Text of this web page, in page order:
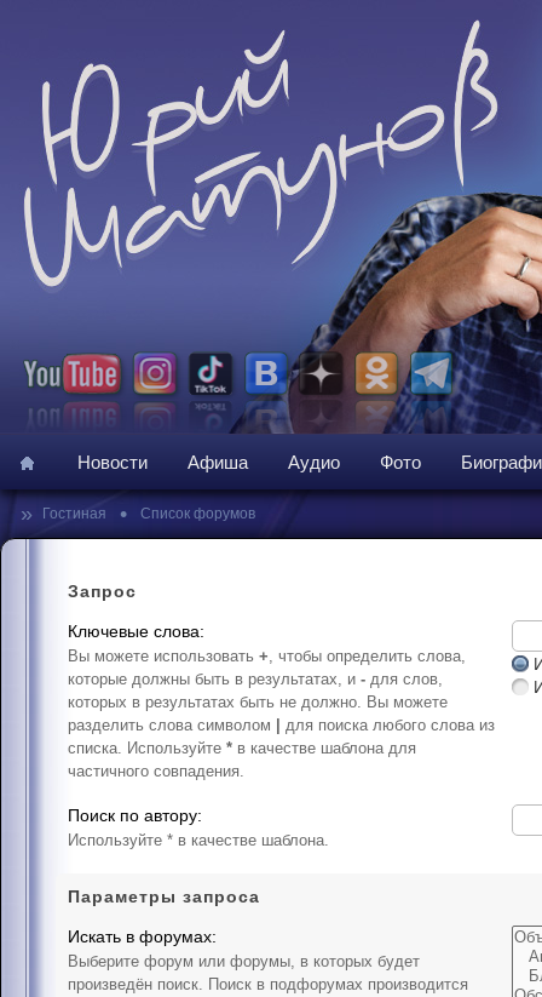
Новости Афиша Аудио Фото
» Гостиная • Список форумов
Запрос
Ключевые слова:
Вы можете использовать +, чтобы определить слова,
которые должны быть в результатах, и - для слов,
которых в результатах быть не должно. Вы можете
разделить слова символом
для поиска любого слова из
списка. Используйте * в качестве шаблона для
частичного совпадения.
Поиск по автору:
Используйте * в качестве шаблона.
Параметры запроса
Искать в форумах:
Выберите форум или форумы, в которых будет
произведён поиск. Поиск в подфорумах производится